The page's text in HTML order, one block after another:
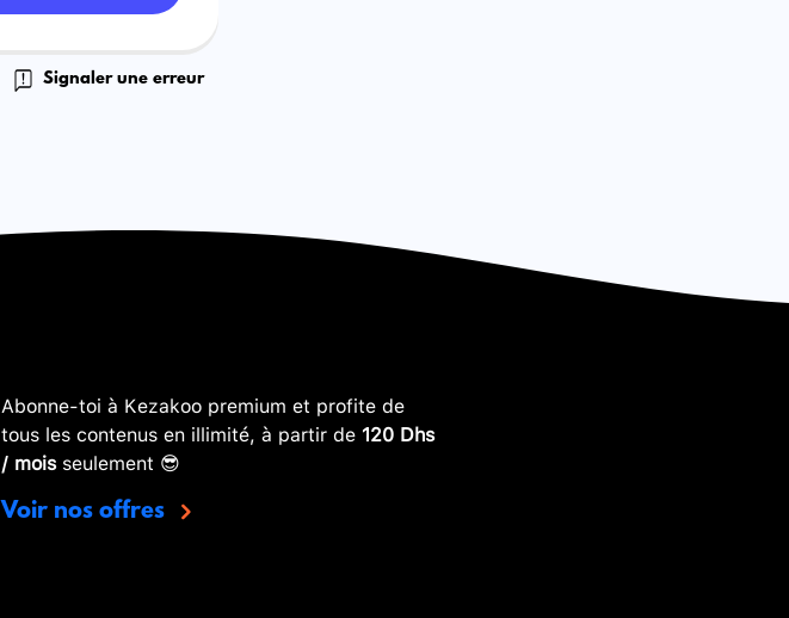
Signaler une erreur
Abonne-toi à Kezakoo premium et profite de
tous les contenus en illimité, à partir de 120 Dhs
/ moisseulement 😎
Voir nos offres